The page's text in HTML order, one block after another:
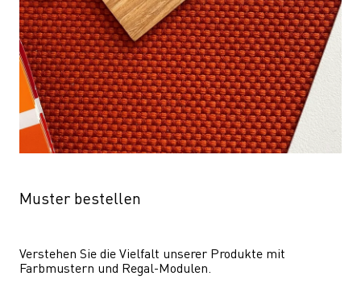
Muster bestellen
Verstehen Sie die Vielfalt unserer Produkte mit
Farbmustern und Regal-Modulen.